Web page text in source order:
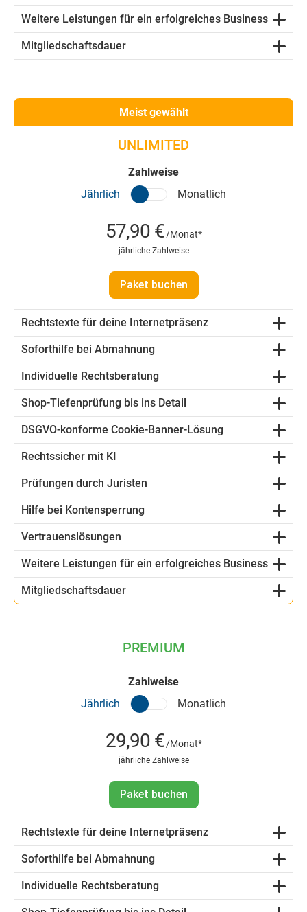
Weitere Leistungen für ein erfolgreiches Business
Mitgliedschaftsdauer
Meist gewählt
Rechtstexte für deine Internetpräsenz
Soforthilfe bei Abmahnung
Individuelle Rechtsberatung
Shop-Tiefenprüfung bis ins Detail
DSGVO-konforme Cookie-Banner-Lösung
Rechtssicher mit KI
Prüfungen durch Juristen
Hilfe bei Kontensperrung
Vertrauenslösungen
Weitere Leistungen für ein erfolgreiches Business
Mitgliedschaftsdauer
UNLIMITED
Zahlweise
Jährlich
Monatlich
57,90 €/Monat*
jährliche Zahlweise
Paket buchen
PREMIUM
Rechtstexte für deine Internetpräsenz
Soforthilfe bei Abmahnung
Individuelle Rechtsberatung
Zahlweise
Jährlich
Monatlich
29,90 €/Monat*
jährliche Zahlweise
Paket buchen